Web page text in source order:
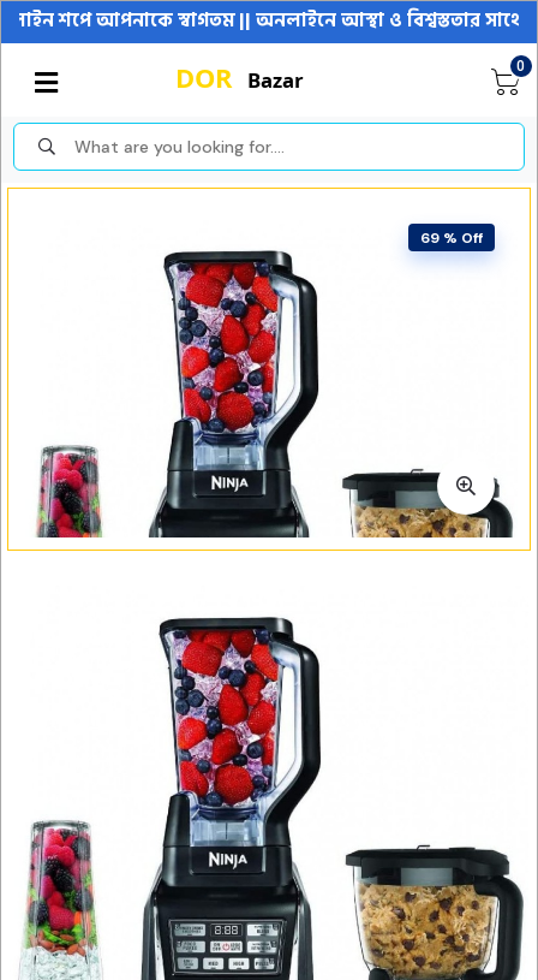
শপে আপনাকে স্বাগতম || অনলাইনে আস্থা ও বিশ্বস্ততার সাথে সারা
0
69 % Off